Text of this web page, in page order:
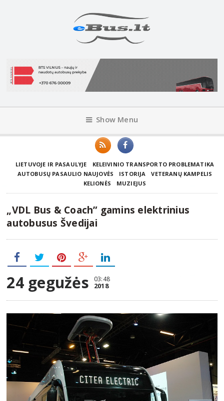
Show Menu
LIETUVOJE IR PASAULYJE
KELEIVINIO TRANSPORTO PROBLEMATIKA
AUTOBUSŲ PASAULIO NAUJOVĖS
ISTORIJA
VETERANŲ KAMPELIS
KELIONĖS
MUZIEJUS
„VDL Bus & Coach” gamins elektrinius
autobusus Švedijai
24 gegužės 03:48
2018